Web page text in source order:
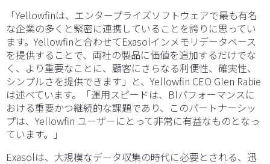
「Yellowfinは、エンタープライズソフトウェアで最も有名
な企業の多くと緊密に連携していることを誇りに思ってい
ます。Yellowfinと合わせてExasolインメモリデータベース
を提供することで、両社の製品に価値を追加するだけでな
く、より重要なことに、顧客にさらなる利便性、確実性、
シンプルさを提供できます」と、Yellowfin CEO Glen Rabie
は述べています。「運用スピードは、BIパフォーマンスに
おける重要かつ継続的な課題であり、このパートナーシッ
プは、Yellowfin ユーザーにとって非常に有益なものとなっ
ています。」
Exasolは、大規模なデータ収集の時代に必要とされる、迅